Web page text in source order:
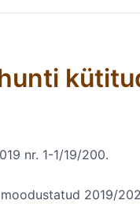
nr. 1-1/19/200.
2019/